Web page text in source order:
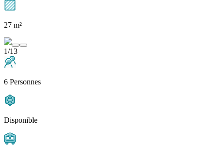
27 m²
1/13
6 Personnes
Disponible